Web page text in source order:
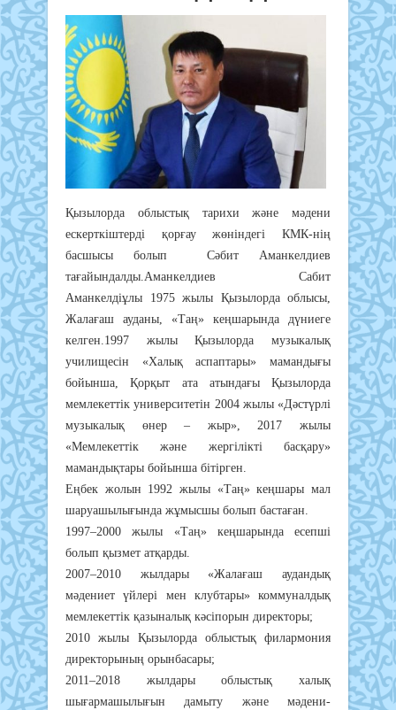
Қызылорда облыстық тарихи және мәдени
ескерткіштерді қорғау жөніндегі КМК-нің
басшысы болып Сәбит Аманкелдиев
тағайындалды.Аманкелдиев Сабит
Аманкелдіұлы 1975 жылы Қызылорда облысы,
Жалағаш ауданы, «Таң» кеңшарында дүниеге
келген.1997 жылы Қызылорда музыкалық
училищесін «Халық аспаптары» мамандығы
бойынша, Қорқыт ата атындағы Қызылорда
мемлекеттік университетін 2004 жылы «Дәстүрлі
музыкалық өнер – жыр», 2017 жылы
«Мемлекеттік және жергілікті басқару»
мамандықтары бойынша бітірген.
Еңбек жолын 1992 жылы «Таң» кеңшары мал
шаруашылығында жұмысшы болып бастаған.
1997–2000 жылы «Таң» кеңшарында есепші
болып қызмет атқарды.
2007–2010 жылдары «Жалағаш аудандық
мәдениет үйлері мен клубтары» коммуналдық
мемлекеттік қазыналық кәсіпорын директоры;
2010 жылы Қызылорда облыстық филармония
директорының орынбасары;
2011–2018 жылдары облыстық халық
шығармашылығын дамыту және мәдени-